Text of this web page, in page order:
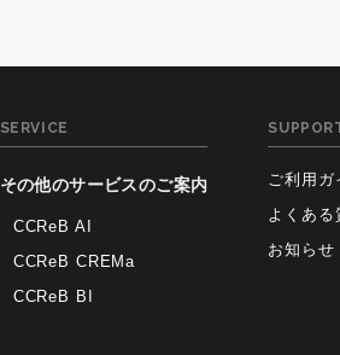
SERVICE
その他のサービスのご案内
CCReB AI
CCReB CREMa
CCReB BI
ご利用ガ
よくある
お知らせ